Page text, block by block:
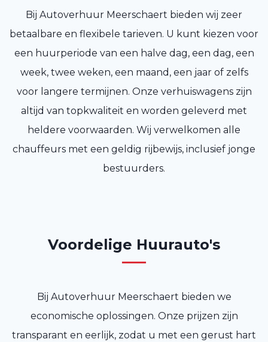
Bij Autoverhuur Meerschaert bieden wij zeer
betaalbare en flexibele tarieven. U kunt kiezen voor
een huurperiode van een halve dag, een dag, een
week, twee weken, een maand, een jaar of zelfs
voor langere termijnen. Onze verhuiswagens zijn
altijd van topkwaliteit en worden geleverd met
heldere voorwaarden. Wij verwelkomen alle
chauffeurs met een geldig rijbewijs, inclusief jonge
bestuurders.
Voordelige Huurauto's
Bij Autoverhuur Meerschaert bieden we
economische oplossingen. Onze prijzen zijn
transparant en eerlijk, zodat u met een gerust hart